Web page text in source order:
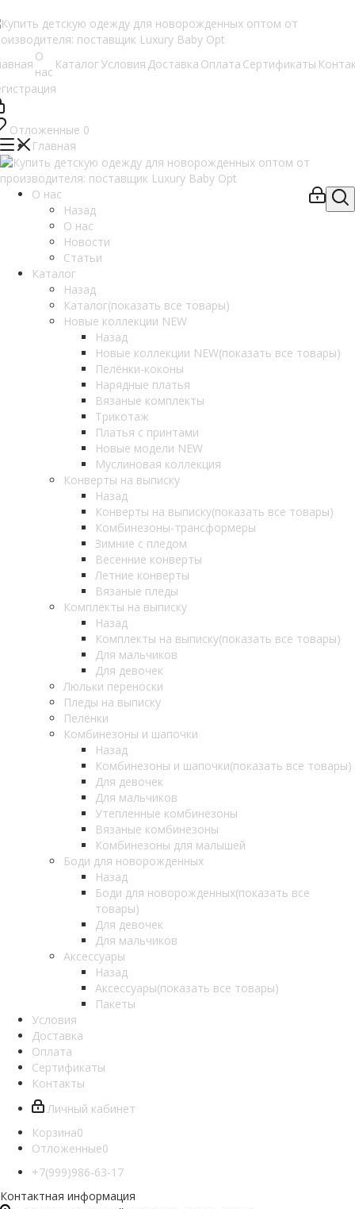
О
нас
Каталог Условия Доставка Оплата Сертификаты
Отложенные 0
Главная
О нас
Назад
О нас
Новости
Статьи
Каталог
Назад
Каталог(показать все товары)
Новые коллекции NEW
Назад
Новые коллекции NEW(показать все товары)
Пелёнки-коконы
Нарядные платья
Вязаные комплекты
Трикотаж
Платья с принтами
Новые модели NEW
Муслиновая коллекция
Конверты на выписку
Назад
Конверты на выписку(показать все товары)
Комбинезоны-трансформеры
Зимние с пледом
Весенние конверты
Летние конверты
Вязаные пледы
Комплекты на выписку
Назад
Комплекты на выписку(показать все товары)
Для мальчиков
Для девочек
Люльки переноски
Пледы на выписку
Пелёнки
Комбинезоны и шапочки
Назад
Комбинезоны и шапочки(показать все товары)
Для девочек
Для мальчиков
Утепленные комбинезоны
Вязаные комбинезоны
Комбинезоны для малышей
Боди для новорожденных
Назад
Боди для новорожденных(показать все
товары)
Для девочек
Для мальчиков
Аксессуары
Назад
Аксессуары(показать все товары)
Пакеты
Условия
Доставка
Оплата
Сертификаты
Контакты
Личный кабинет
Корзина0
Отложенные0
+7(999)986-63-17
Контактная информация